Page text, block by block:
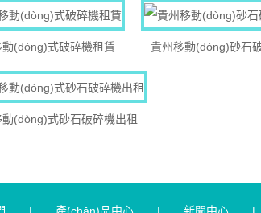
動(dòng)式破碎機租賃 貴州移動(dòng)砂石
動(dòng)式砂石破碎機出租
| 產(chǎn)品中心 | 新聞中心 |